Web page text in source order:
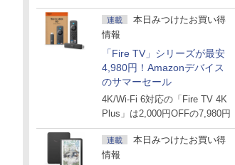
連載
本日みつけたお買い得
情報
「Fire TV」シリーズが最安
4,980円！Amazonデバイス
のサマーセール
4K/Wi-Fi 6対応の「Fire TV 4K
Plus」は2,000円OFFの7,980円
連載
本日みつけたお買い得
情報